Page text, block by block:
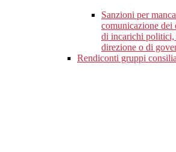
Sanzioni per
comunicazione dei
di incarichi politici,
direzione o di
Rendiconti gruppi